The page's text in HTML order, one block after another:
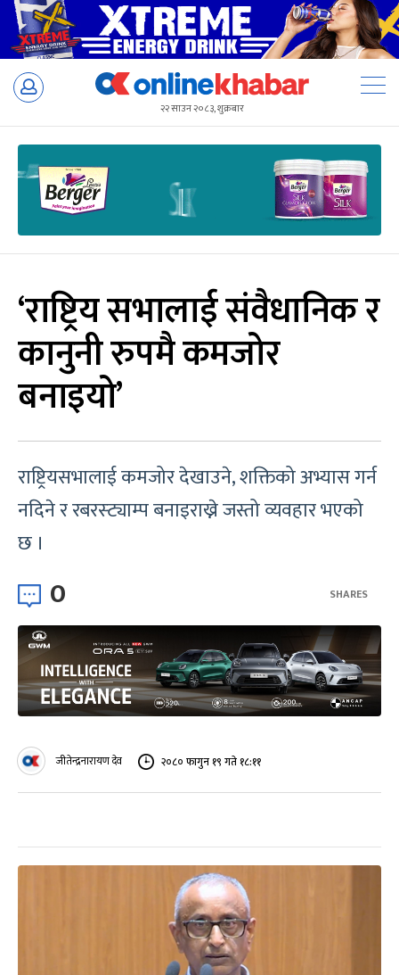
Skip
२२ साउन २०८३, शुक्रबार
‘राष्ट्रिय सभालाई संवैधानिक र
कानुनी रुपमै कमजोर
बनाइयो’
राष्ट्रियसभालाई कमजोर देखाउने, शक्तिको अभ्यास गर्न
नदिने र रबरस्ट्याम्प बनाइराख्ने जस्तो व्यवहार भएको
छ ।
0 SHARES
जीतेन्द्रनारायण देव २०८० फागुन १९ गते १८:११